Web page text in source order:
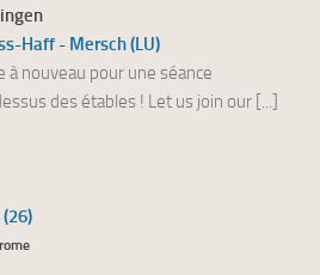
Haff - Mersch (LU)
à nouveau pour une séance
des étables ! Let us join our [...]